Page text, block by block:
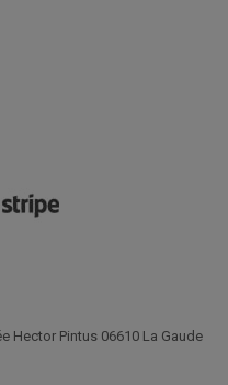
Hector Pintus 06610 La Gaude